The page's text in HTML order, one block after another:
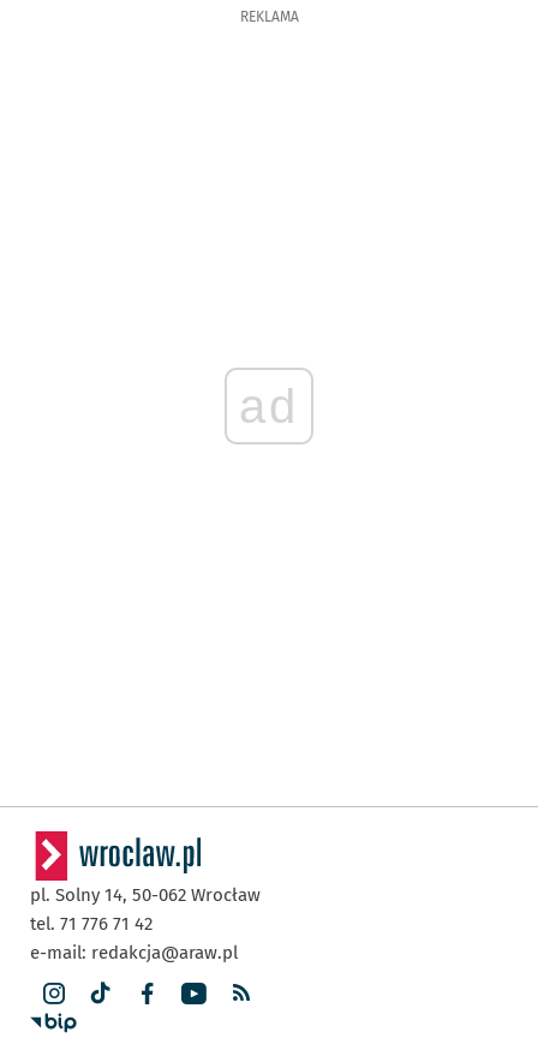
REKLAMA
ad
pl. Solny 14, 50-062 Wrocław
tel. 71 776 71 42
e-mail: redakcja@araw.pl